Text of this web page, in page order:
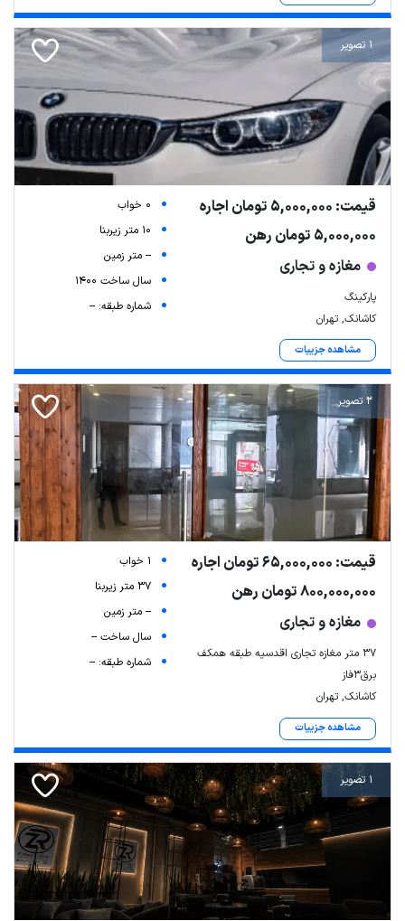
1 تصویر
قیمت: 5,000,000 تومان اجاره
5,000,000 تومان رهن
مغازه و تجاری
پارکینگ
کاشانک, تهران
مشاهده جزییات
0 خواب
10 متر زیربنا
-- متر زمین
سال ساخت 1400
شماره طبقه: --
2 تصویر
قیمت: 65,000,000 تومان اجاره
800,000,000 تومان رهن
مغازه و تجاری
۳۷ متر مغازه تجاری اقدسیه طبقه همکف
برق۳فاز
کاشانک, تهران
مشاهده جزییات
1 خواب
37 متر زیربنا
-- متر زمین
سال ساخت --
شماره طبقه: --
1 تصویر